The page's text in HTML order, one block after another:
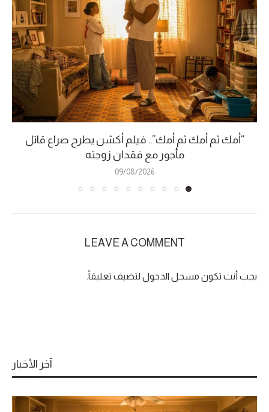
“أمك ثم أمك ثم أمك”.. فيلم أكشن يطرح صراع قاتل
مأجور مع فقدان زوجته
09/08/2026
LEAVE A COMMENT
يجب أنت تكون مسجل الدخول لتضيف تعليقاً.
آخر الأخبار